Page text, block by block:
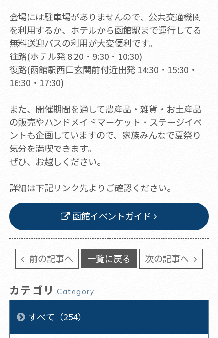
会場には駐車場がありませんので、公共交通機関
を利用するか、ホテルから函館駅まで運行してる
無料送迎バスの利用が大変便利です。
往路(ホテル発 8:20・9:30・10:30)
復路(函館駅西口玄関前付近出発 14:30・15:30・
16:30・17:30)
また、開催期間を通して農産品・雑貨・お土産品
の販売やハンドメイドマーケット・ステージイベ
ントも企画していますので、家族みんなで夏祭り
気分を満喫できます。
ぜひ、お越しください。
詳細は下記リンク先よりご確認ください。
函館イベントガイド
前の記事へ 一覧に戻る 次の記事へ
カテゴリ Category
すべて（254）